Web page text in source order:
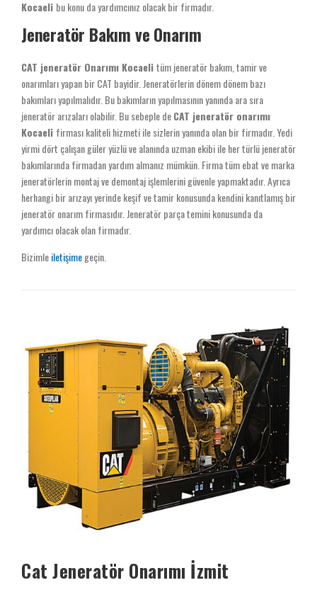
Kocaeli bu konu da yardımcınız olacak bir firmadır.
Jeneratör Bakım ve Onarım
CAT jeneratör Onarımı Kocaelitüm jeneratör bakım, tamir ve
onarımları yapan bir CAT bayidir. Jeneratörlerin dönem dönem bazı
bakımları yapılmalıdır. Bu bakımların yapılmasının yanında ara sıra
jeneratör arızaları olabilir. Bu sebeple deCAT jeneratör onarımı
Kocaeli firması kaliteli hizmeti ile sizlerin yanında olan bir firmadır. Yedi
yirmi dört çalışan güler yüzlü ve alanında uzman ekibi ile her türlü jeneratör
bakımlarında firmadan yardım almanız mümkün. Firma tüm ebat ve marka
jeneratörlerin montaj ve demontaj işlemlerini güvenle yapmaktadır. Ayrıca
herhangi bir arızayı yerinde keşif ve tamir konusunda kendini kanıtlamış bir
jeneratör onarım firmasıdır. Jeneratör parça temini konusunda da
yardımcı olacak olan firmadır.
Bizimleiletişimegeçin.
Cat Jeneratör Onarımı İzmit